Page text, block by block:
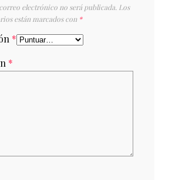
electrónico no será publicada. Los
están marcados con *
*
*